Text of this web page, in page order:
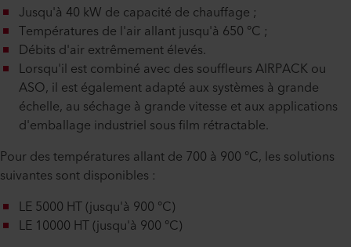
Jusqu'à 40 kW de capacité de chauffage ;
Températures de l'air allant jusqu'à 650 °C ;
Débits d'air extrêmement élevés.
Lorsqu'il est combiné avec des souffleurs AIRPACK ou
ASO, il est également adapté aux systèmes à grande
échelle, au séchage à grande vitesse et aux applications
d'emballage industriel sous film rétractable.
Pour des températures allant de 700 à 900 °C, les solutions
suivantes sont disponibles :
LE 5000 HT (jusqu'à 900 °C)
LE 10000 HT (jusqu'à 900 °C)